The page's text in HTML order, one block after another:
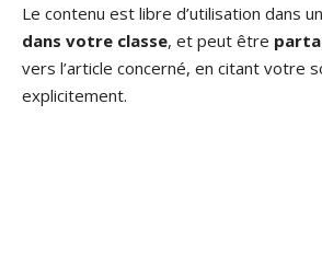
Le contenu est libre d’utilisation dans
dans votre classe, et peut être
vers l’article concerné, en citant votre
explicitement.